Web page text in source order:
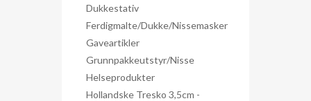
Dukkestativ
Ferdigmalte/dukke/nissemasker
Gaveartikler
Grunnpakkeutstyr/nisse
Helseprodukter
Hollandske Tresko 3,5cm -